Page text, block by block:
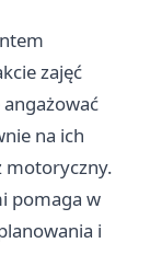
zajęć
na ich
motoryczny.
pomaga w
i